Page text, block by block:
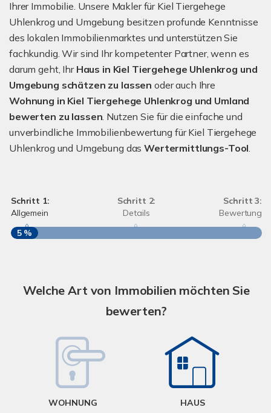
Ihrer Immobilie. Unsere Makler für Kiel Tiergehege
Uhlenkrog und Umgebung besitzen profunde Kenntnisse
des lokalen Immobilienmarktes und unterstützen Sie
fachkundig. Wir sind Ihr kompetenter Partner, wenn es
darum geht, Ihr Haus in Kiel Tiergehege Uhlenkrog und
Umgebung schätzen zu lassen oder auch Ihre
Wohnung in Kiel Tiergehege Uhlenkrog und Umland
bewerten zu lassen . Nutzen Sie für die einfache und
unverbindliche Immobilienbewertung für Kiel Tiergehege
Uhlenkrog und Umgebung dasWertermittlungs-Tool
Schritt 1:
Allgemein
Schritt 2:
Details
Schritt 3:
Bewertung
5 %
Welche Art von Immobilien möchten Sie
bewerten?
WOHNUNG HAUS